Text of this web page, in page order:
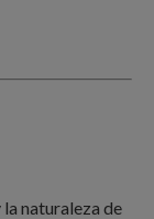
naturaleza de